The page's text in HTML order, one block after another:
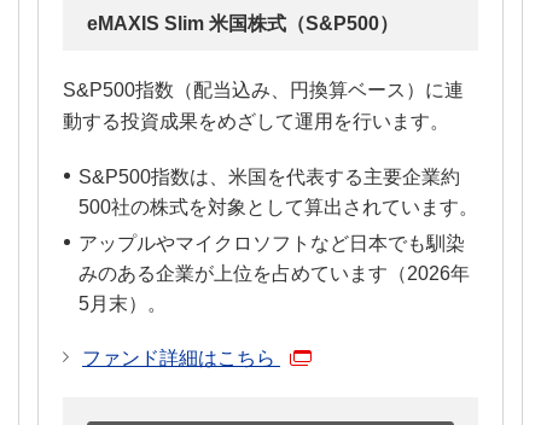
eMAXIS Slim 米国株式（S&P500）
S&P500指数（配当込み、円換算ベース）に連
動する投資成果をめざして運用を行います。
S&P500指数は、米国を代表する主要企業約
500社の株式を対象として算出されています。
アップルやマイクロソフトなど日本でも馴染
みのある企業が上位を占めています（2026年
5月末）。
ファンド詳細はこちら